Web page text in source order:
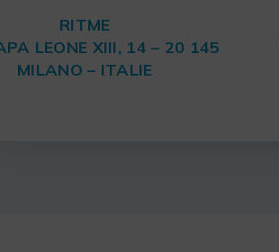
RITME
LEONE XIII, 14 – 20 145
MILANO – ITALIE